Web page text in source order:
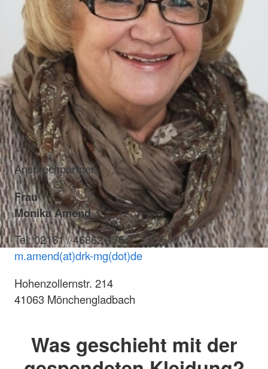
Ansprechpartner
Frau
Monika Amend
Tel: 02161 / 46862-175
m.amend(at)drk-mg(dot)de
Hohenzollernstr. 214
41063 Mönchengladbach
Was geschieht mit der